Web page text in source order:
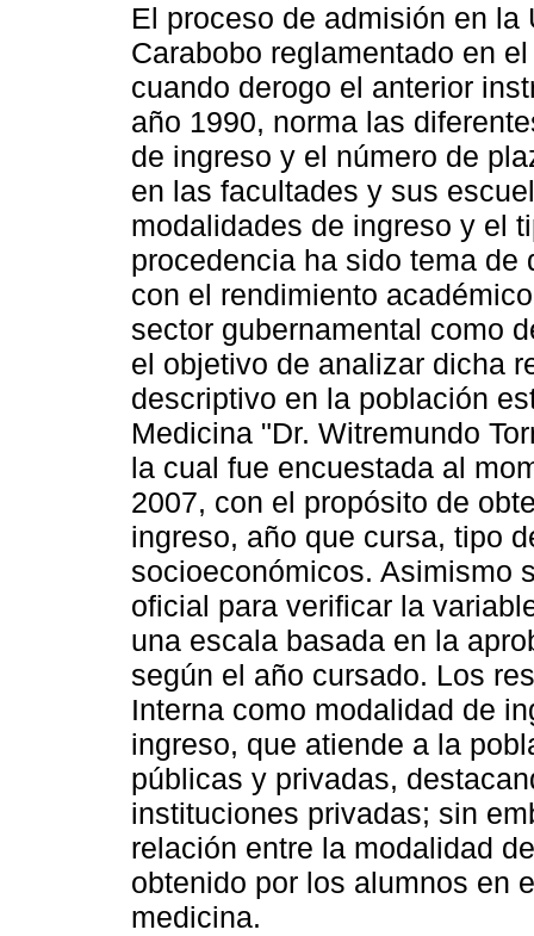
El proceso de admisión en la
Carabobo reglamentado en
cuando derogo el anterior
año 1990, norma las
de ingreso y el número de
en las facultades y sus
modalidades de ingreso y el
procedencia ha sido tema
con el rendimiento
sector gubernamental como
el objetivo de analizar dicha
descriptivo en la población
Medicina "Dr. Witremundo
la cual fue encuestada al
2007, con el propósito de
ingreso, año que cursa, tipo
socioeconómicos. Asimismo
oficial para verificar la
una escala basada en la
según el año cursado. Los
Interna como modalidad de
ingreso, que atiende a la
públicas y privadas,
instituciones privadas; sin
relación entre la modalidad
obtenido por los alumnos en
medicina.